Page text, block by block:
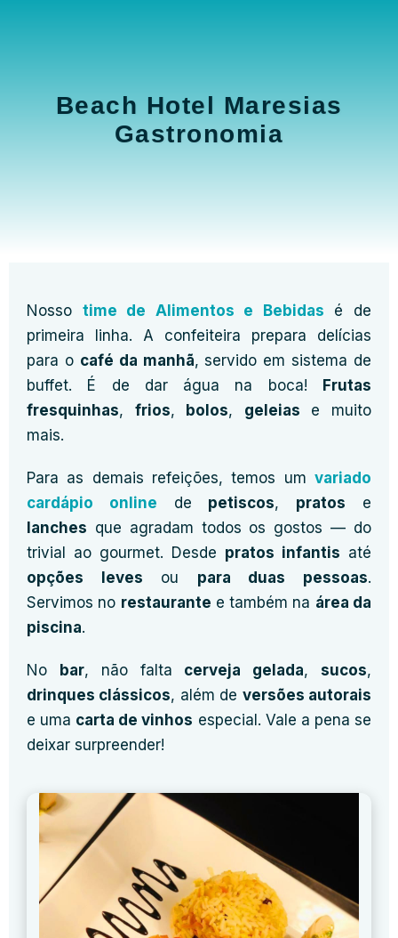
Beach Hotel Maresias
Gastronomia
Nosso time de Alimentos e Bebidas é de
primeira linha. A confeiteira prepara delícias
para o café da manhã, servido em sistema de
buffet. É de dar água na boca!
Frutas
fresquinhas, frios, bolos, geleias e muito
mais.
Para as demais refeições, temos um variado
cardápio online de petiscos, pratos e
lanches que agradam todos os gostos — do
trivial ao gourmet. Desde pratos infantis até
opções leves ou para duas pessoas.
Servimos no restaurante e também na área da
piscina.
No bar, não falta cerveja gelada,sucos,
drinques clássicos, além de versões autorais
e uma carta de vinhos especial. Vale a pena se
deixar surpreender!